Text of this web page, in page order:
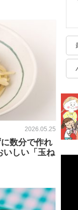
2026.05.25
数分で作れ
いしい「玉ね